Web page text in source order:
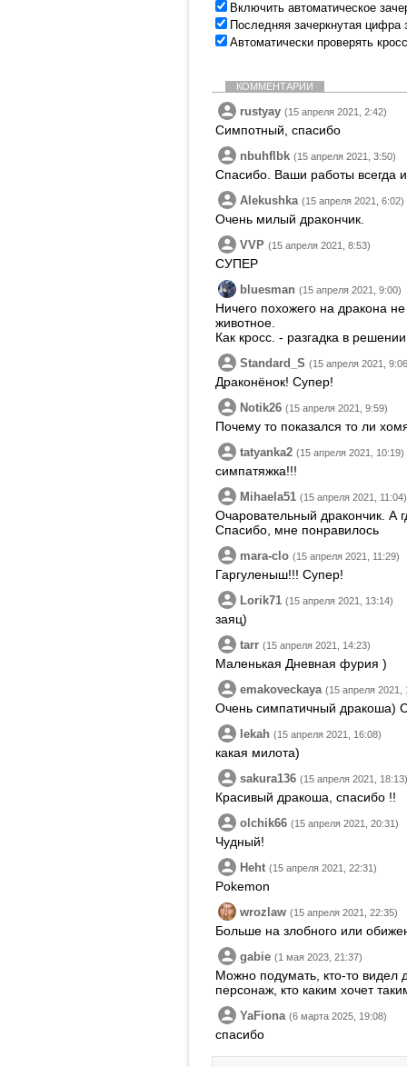
Включить автоматическое
Последняя зачеркнутая цифра
Автоматически проверять
КОММЕНТАРИИ
rustyay (15 апреля 2021, 2:42)
Симпотный, спасибо
nbuhflbk (15 апреля 2021, 3:50)
Спасибо. Ваши работы всегда
Alekushka (15 апреля 2021, 6:02)
Очень милый дракончик.
VVP (15 апреля 2021, 8:53)
СУПЕР
bluesman (15 апреля 2021, 9:00)
Ничего похожего на дракона
животное.
Как кросс. - разгадка в
Standard_S (15 апреля 2021,
Драконёнок! Супер!
Notik26 (15 апреля 2021, 9:59)
Почему то показался то ли
tatyanka2 (15 апреля 2021, 10:19)
симпатяжка!!!
Mihaela51 (15 апреля 2021, 11:04)
Очаровательный дракончик. А
Спасибо, мне понравилось
mara-clo (15 апреля 2021, 11:29)
Гаргуленыш!!! Супер!
Lorik71 (15 апреля 2021, 13:14)
заяц)
tarr (15 апреля 2021, 14:23)
Маленькая Дневная фурия )
emakoveckaya (15 апреля 2021,
Очень симпатичный дракоша)
lekah (15 апреля 2021, 16:08)
какая милота)
sakura136 (15 апреля 2021, 18:13)
Красивый дракоша, спасибо !!
olchik66 (15 апреля 2021, 20:31)
Чудный!
Heht (15 апреля 2021, 22:31)
Pokemon
wrozlaw (15 апреля 2021, 22:35)
Больше на злобного или
gabie (1 мая 2023, 21:37)
Можно подумать, кто-то видел
персонаж, кто каким хочет
YaFiona (6 марта 2025, 19:08)
спасибо